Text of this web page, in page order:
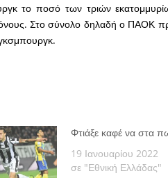
το ποσό των τριών
Στο σύνολο δηλαδή ο ΠΑΟΚ
Φτιάξε καφέ να στα
19 Ιανουαρίου 2022
σε "Εθνική Ελλάδας"